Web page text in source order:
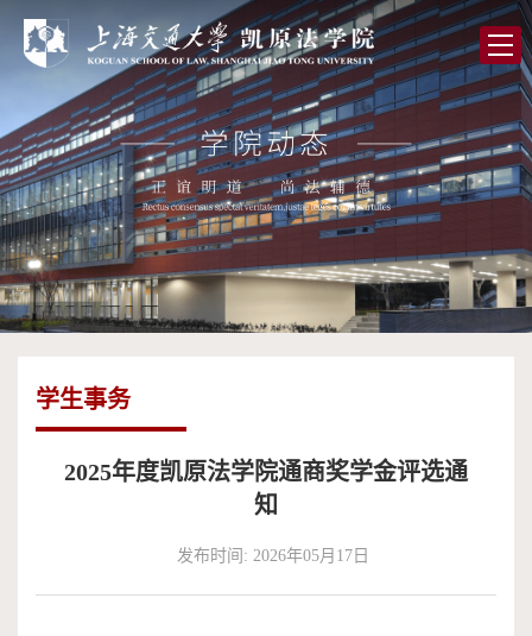
院
概
况
党
的
建
设
师
资
队
人
才
学
学生事务
2025年度凯原法学院通商奖学金评选通
知
发布时间: 2026年05月17日